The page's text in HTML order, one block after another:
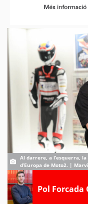
Al darrere, a l’esquerra,
d’Europa de Moto2. |
Pol Forcada